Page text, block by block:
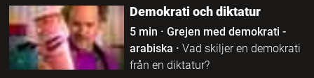
Demokrati och diktatur
5 min · Grejen med demokrati -
arabiska · Vad skiljer en demokrati
från en diktatur?